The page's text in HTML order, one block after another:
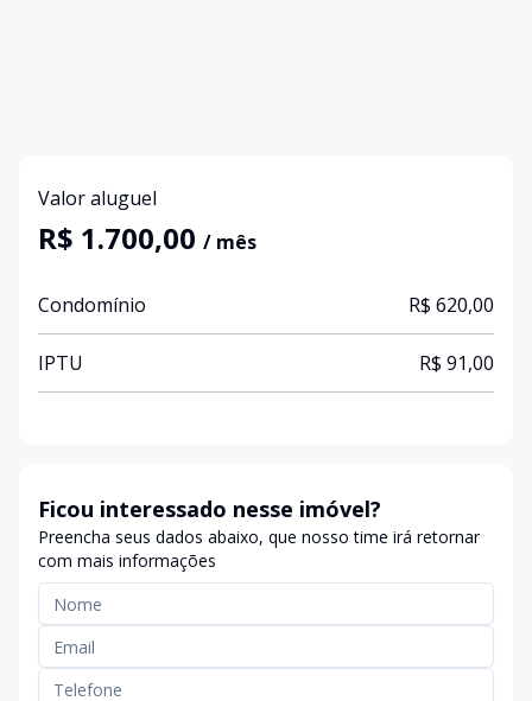
Valor aluguel
R$ 1.700,00 / mês
Condomínio R$ 620,00
IPTU R$ 91,00
Ficou interessado nesse imóvel?
Preencha seus dados abaixo, que nosso time irá retornar
com mais informações